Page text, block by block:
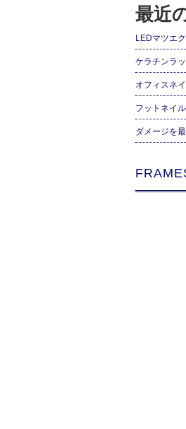
最近
LEDマツエ
ケラチンラ
オフィスネ
フットネイ
ダメージを